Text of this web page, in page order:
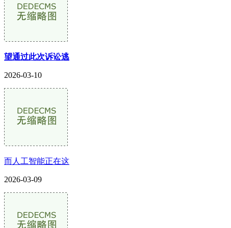
望通过此次诉讼逃
2026-03-10
而人工智能正在这
2026-03-09